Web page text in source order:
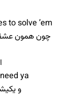
to solve ’em
چون همون
ya
و